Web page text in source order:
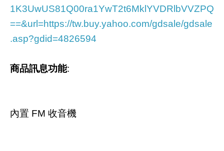
1K3UwUS81Q00ra1YwT2t6MklYVDRlbVVZPQ
==&url=https://tw.buy.yahoo.com/gdsale/gdsale
.asp?gdid=4826594
商品訊息功能:
內置 FM 收音機